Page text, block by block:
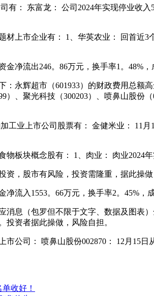
东富龙： 公司2024年实现停业收入
市企业有： 1、华英农业： 回首近3
流出246。86万元，换手率1。48%，
辉超市（601933）的财政费用总额
）、聚光科技（300203）、喷鼻山股
上市公司股票有： 金健米业： 11月
块概念股有： 1、肉业： 肉业2024年
，股市有风险，投资需隆重，据此操做
入1553。66万元，换手率2。45%，成
息（包罗但不限于文字、数据及图表
资者据此操做，风险自担。
司： 喷鼻山股份002870： 12月15日
收好！